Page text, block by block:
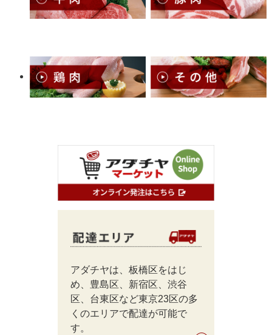
アダチヤは、板橋区をはじ
め、豊島区、新宿区、渋谷
区、台東区など東京23区の多
くのエリアで配達が可能で
す。